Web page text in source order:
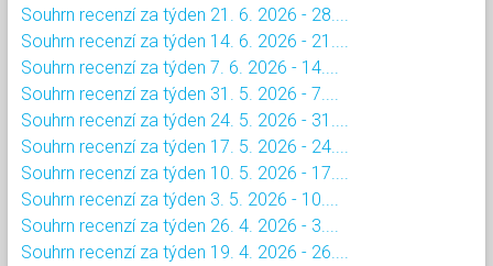
Souhrn recenzí za týden 21. 6. 2026 - 28....
Souhrn recenzí za týden 14. 6. 2026 - 21....
Souhrn recenzí za týden 7. 6. 2026 - 14....
Souhrn recenzí za týden 31. 5. 2026 - 7....
Souhrn recenzí za týden 24. 5. 2026 - 31....
Souhrn recenzí za týden 17. 5. 2026 - 24....
Souhrn recenzí za týden 10. 5. 2026 - 17....
Souhrn recenzí za týden 3. 5. 2026 - 10....
Souhrn recenzí za týden 26. 4. 2026 - 3....
Souhrn recenzí za týden 19. 4. 2026 - 26....